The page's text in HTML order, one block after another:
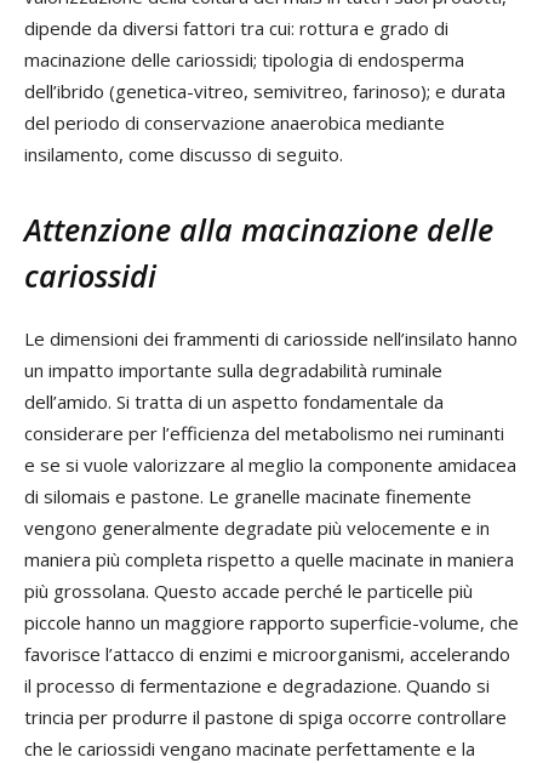
dipende da diversi fattori tra cui: rottura e grado di
macinazione delle cariossidi; tipologia di endosperma
dell’ibrido (genetica-vitreo, semivitreo, farinoso); e durata
del periodo di conservazione anaerobica mediante
insilamento, come discusso di seguito.
Attenzione alla macinazione delle
cariossidi
Le dimensioni dei frammenti di cariosside nell’insilato hanno
un impatto importante sulla degradabilità ruminale
dell’amido. Si tratta di un aspetto fondamentale da
considerare per l’efficienza del metabolismo nei ruminanti
e se si vuole valorizzare al meglio la componente amidacea
di silomais e pastone. Le granelle macinate finemente
vengono generalmente degradate più velocemente e in
maniera più completa rispetto a quelle macinate in maniera
più grossolana. Questo accade perché le particelle più
piccole hanno un maggiore rapporto superficie-volume, che
favorisce l’attacco di enzimi e microorganismi, accelerando
il processo di fermentazione e degradazione. Quando si
trincia per produrre il pastone di spiga occorre controllare
che le cariossidi vengano macinate perfettamente e la